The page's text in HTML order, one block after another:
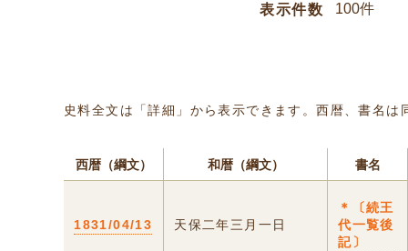
表示件数
史料全文は「詳細」から表示できます。西暦、書名
西暦（綱文） 和暦（綱文） 書名
1831/04/13 天保二年三月一日
＊〔続王
代一覧後
記〕